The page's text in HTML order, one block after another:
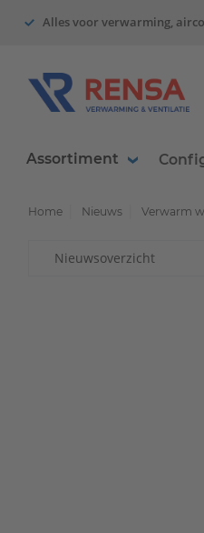
Alles voor verwarming,
Assortiment
Home Nieuws Verwarm
Nieuwsoverzicht